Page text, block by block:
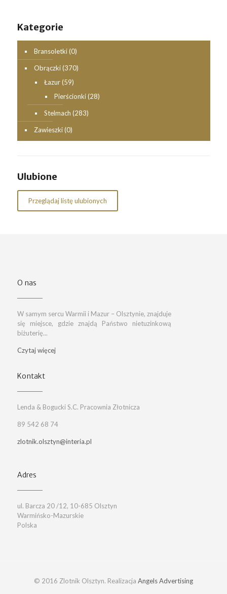
Kategorie
Bransoletki (0)
Obrączki (370)
Łazur (59)
Pierścionki (28)
Stelmach (283)
Zawieszki (0)
Ulubione
Przeglądaj listę ulubionych
O nas
W samym sercu Warmii i Mazur – Olsztynie, znajduje
się miejsce, gdzie znajdą Państwo nietuzinkową
biżuterię...
Czytaj więcej
Kontakt
Lenda & Bogucki S.C. Pracownia Złotnicza
89 542 68 74
zlotnik.olsztyn@interia.pl
Adres
ul. Barcza 20 /12, 10-685 Olsztyn
Warmińsko-Mazurskie
Polska
© 2016 Zlotnik Olsztyn. Realizacja Angels Advertising